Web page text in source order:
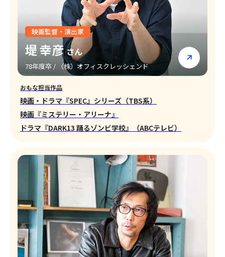
映画監督・演出家
堤 幸彦さん
78年度卒 / （株）オフィスクレッシェンド
おもな担当作品
映画・ドラマ『SPEC』シリーズ（TBS系）
映画『ミステリー・アリーナ』
ドラマ『DARK13 踊るゾンビ学校』（ABCテレビ）